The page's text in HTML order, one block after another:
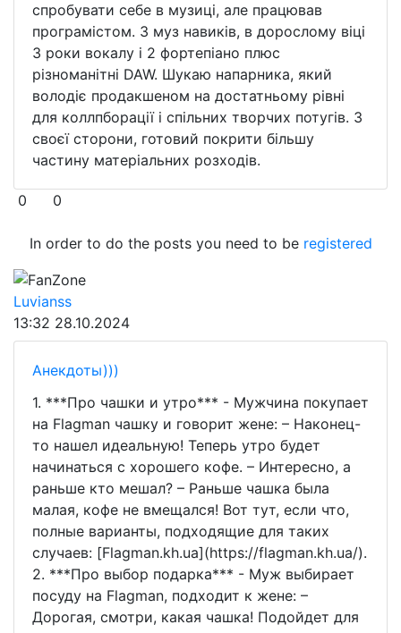
спробувати себе в музиці, але працював
програмістом. З муз навиків, в дорослому віці
3 роки вокалу і 2 фортепіано плюс
різноманітні DAW. Шукаю напарника, який
володіє продакшеном на достатньому рівні
для коллпборації і спільних творчих потугів. З
своєї сторони, готовий покрити більшу
частину матеріальних розходів.
0 0
In order to do the posts you need to be registered
FanZone
Luvianss
13:32 28.10.2024
Анекдоты)))
1. ***Про чашки и утро*** - Мужчина покупает
на Flagman чашку и говорит жене: – Наконец-
то нашел идеальную! Теперь утро будет
начинаться с хорошего кофе. – Интересно, а
раньше кто мешал? – Раньше чашка была
малая, кофе не вмещался! Вот тут, если что,
полные варианты, подходящие для таких
случаев: [Flagman.kh.ua](https://flagman.kh.ua/).
2. ***Про выбор подарка*** - Муж выбирает
посуду на Flagman, подходит к жене: –
Дорогая, смотри, какая чашка! Подойдет для